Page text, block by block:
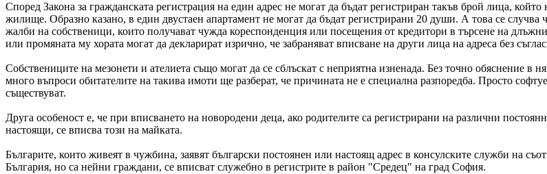
Според Закона за гражданската регистрация на един адрес не могат да бъдат регистриран такъв брой лица,
жилище. Образно казано, в един двустаен апартамент не могат да бъдат регистрирани 20 души. А това се
жалби на собственици, които получават чужда кореспонденция или посещения от кредитори в търсене на
или промяната му хората могат да декларират изрично, че забраняват вписване на други лица на адреса без
Собствениците на мезонети и ателиета също могат да се сблъскат с неприятна изненада. Без точно обяснение в
много въпроси обитателите на такива имоти ще разберат, че причината не е специална разпоредба. Просто
съществуват.
Друга особеност е, че при вписването на новородени деца, ако родителите са регистрирани на различни
настоящи, се вписва този на майката.
Българите, които живеят в чужбина, заявят български постоянен или настоящ адрес в консулските служби на
България, но са нейни граждани, се вписват служебно в регистрите в район "Средец" на град София.